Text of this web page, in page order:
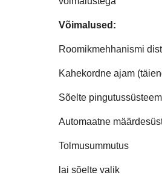
Võimalused:
Roomikmehhanismi
Kahekordne ajam
Sõelte
Automaatne
Tolmusummutus
lai sõelte valik